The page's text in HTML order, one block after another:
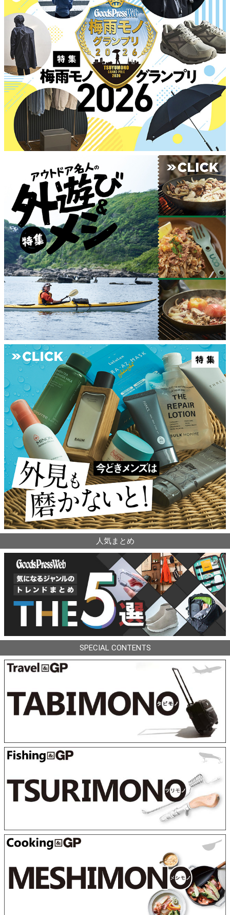
人気まとめ
SPECIAL CONTENTS